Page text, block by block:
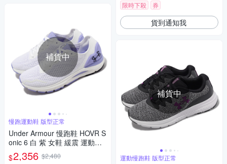
補貨中
慢跑運動鞋 版型正常
Under Armour 慢跑鞋 HOVR S
onic 6 白 紫 女鞋 緩震 運動鞋
UA 3026128104
$2,356 $2,480
限時下殺
券
貨到通知我
補貨中
運動慢跑鞋 版型正常